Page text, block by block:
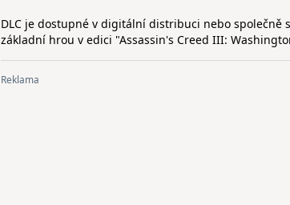
DLC je dostupné v digitální distribuci nebo společně
základní hrou v edici "Assassin's Creed III: